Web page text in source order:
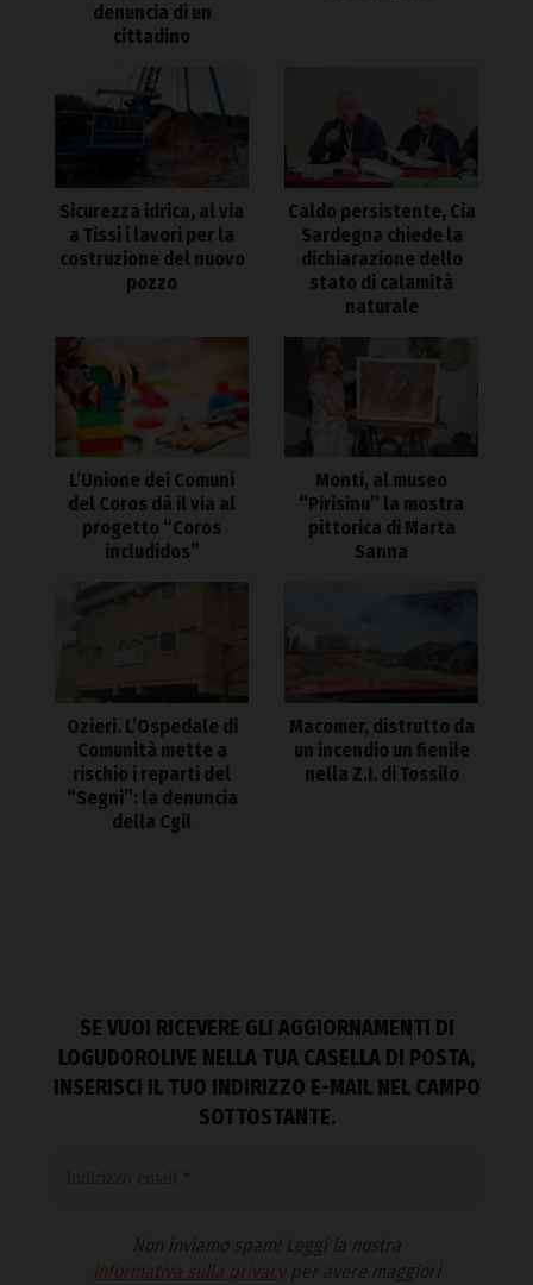
denuncia di un
cittadino
Sicurezza idrica, al via
a Tissi i lavori per la
costruzione del nuovo
pozzo
Caldo persistente, Cia
Sardegna chiede la
dichiarazione dello
stato di calamità
naturale
L’Unione dei Comuni
del Coros dà il via al
progetto “Coros
includidos”
Monti, al museo
“Pirisinu” la mostra
pittorica di Marta
Sanna
Ozieri. L’Ospedale di
Comunità mette a
rischio i reparti del
“Segni”: la denuncia
della Cgil
Macomer, distrutto da
un incendio un fienile
nella Z.I. di Tossilo
SE VUOI RICEVERE GLI AGGIORNAMENTI DI
LOGUDOROLIVE NELLA TUA CASELLA DI POSTA,
INSERISCI IL TUO INDIRIZZO E-MAIL NEL CAMPO
SOTTOSTANTE.
Non inviamo spam! Leggi la nostra
Informativa sulla privacyper avere maggiori